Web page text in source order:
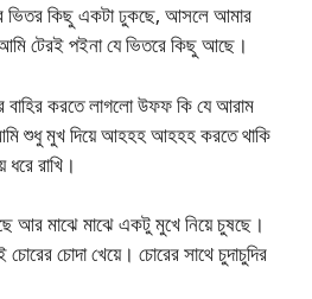
ভিতর কিছু একটা ঢুকছে, আসলে আমার
টেরই পইনা যে ভিতরে কিছু আছে।
বাহির করতে লাগলো উফফ কি যে আরাম
শুধু মুখ দিয়ে আহহহ আহহহ করতে থাকি
রাখি।
আর মাঝে মাঝে একটু মুখে নিয়ে চুষছে।
চোদা খেয়ে। চোরের সাথে চুদাচুদির